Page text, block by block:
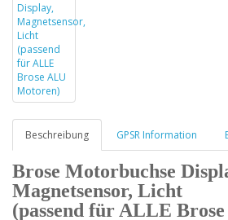
Beschreibung GPSR Information
Brose Motorbuchse
Magnetsensor, Licht
(passend für ALLE